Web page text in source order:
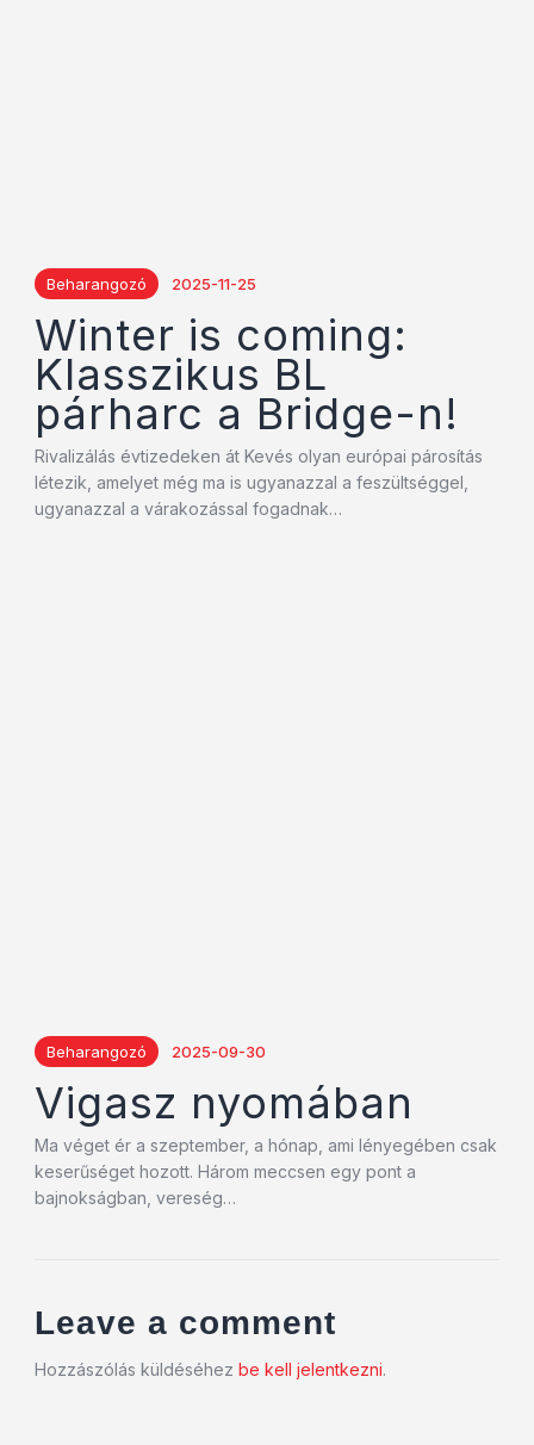
Beharangozó 2025-11-25
Winter is coming:
Klasszikus BL
párharc a Bridge-n!
Rivalizálás évtizedeken át Kevés olyan európai párosítás
létezik, amelyet még ma is ugyanazzal a feszültséggel,
ugyanazzal a várakozással fogadnak…
Beharangozó 2025-09-30
Vigasz nyomában
Ma véget ér a szeptember, a hónap, ami lényegében csak
keserűséget hozott. Három meccsen egy pont a
bajnokságban, vereség…
Leave a comment
Hozzászólás küldéséhez be kell jelentkezni.